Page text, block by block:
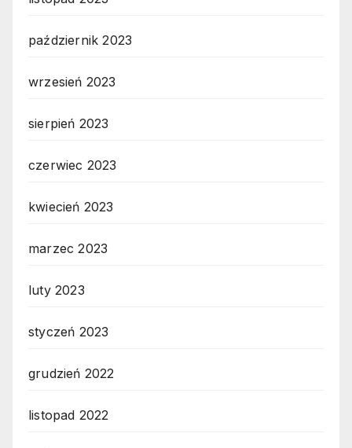
październik 2023
wrzesień 2023
sierpień 2023
czerwiec 2023
kwiecień 2023
marzec 2023
luty 2023
styczeń 2023
grudzień 2022
listopad 2022